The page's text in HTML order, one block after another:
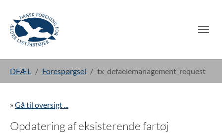
DFÆL Forespørgsel tx_defaelemanagement_request
»Gå til oversigt ...
Opdatering af eksisterende fartøj